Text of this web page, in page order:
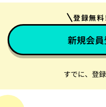
登録無
新規会
すでに、登